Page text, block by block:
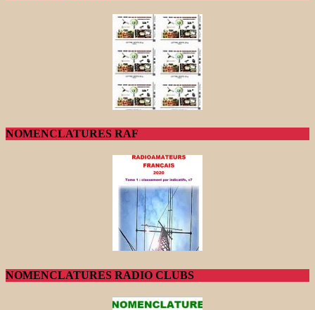
NOMENCLATURES RAF
NOMENCLATURES RADIO CLUBS